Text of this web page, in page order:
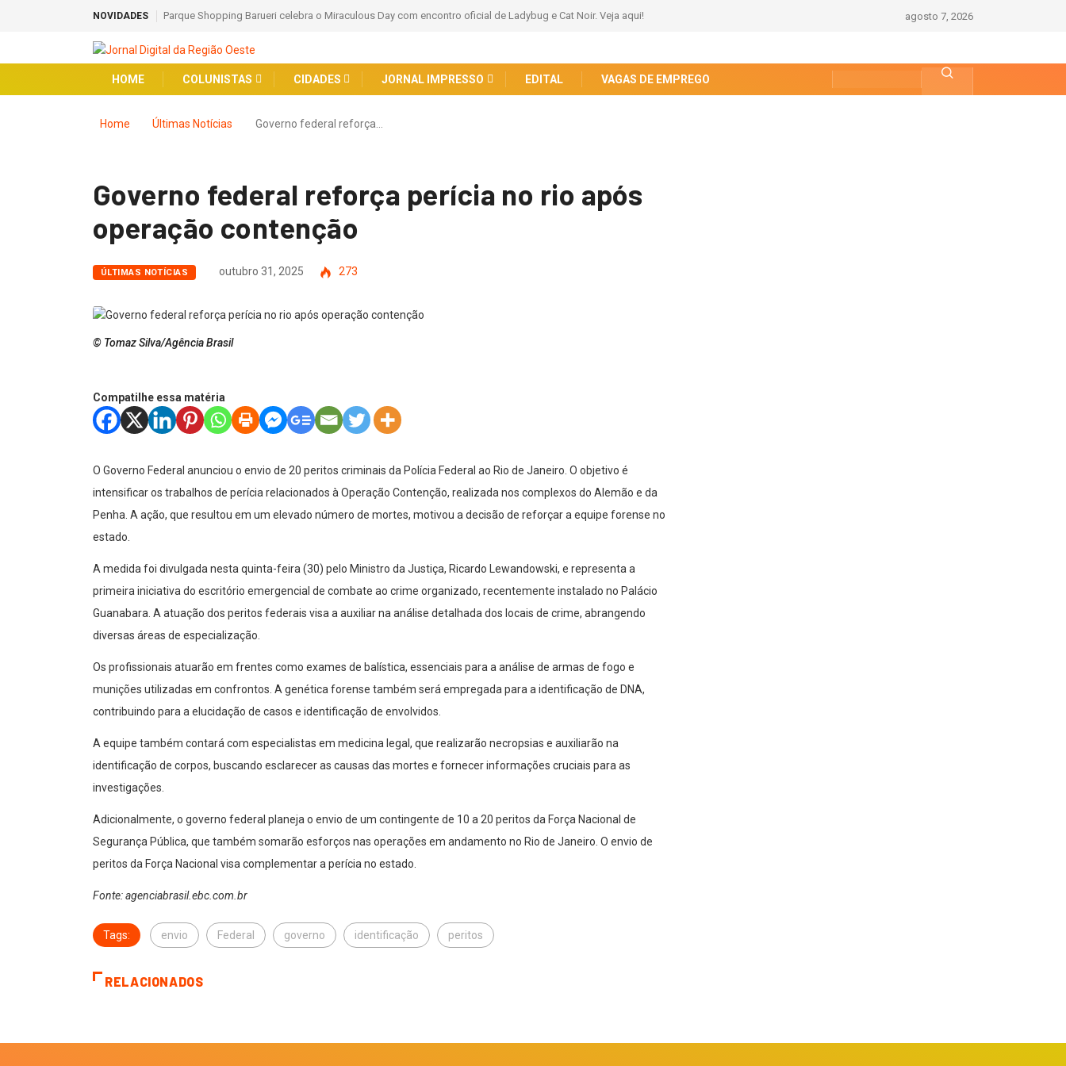
NOVIDADES Parque Shopping Barueri celebra o Miraculous Day com encontro oficial de Ladybug e Cat Noir. Veja aqui! agosto 7, 2026
HOME COLUNISTAS CIDADES JORNAL IMPRESSO EDITAL VAGAS DE EMPREGO
Home Últimas Notícias Governo federal reforça…
Governo federal reforça perícia no rio após
operação contenção
ÚLTIMAS NOTÍCIAS outubro 31, 2025 273
© Tomaz Silva/Agência Brasil
Compatilhe essa matéria
O Governo Federal anunciou o envio de 20 peritos criminais da Polícia Federal ao Rio de Janeiro. O objetivo é
intensificar os trabalhos de perícia relacionados à Operação Contenção, realizada nos complexos do Alemão e da
Penha. A ação, que resultou em um elevado número de mortes, motivou a decisão de reforçar a equipe forense no
estado.
A medida foi divulgada nesta quinta-feira (30) pelo Ministro da Justiça, Ricardo Lewandowski, e representa a
primeira iniciativa do escritório emergencial de combate ao crime organizado, recentemente instalado no Palácio
Guanabara. A atuação dos peritos federais visa a auxiliar na análise detalhada dos locais de crime, abrangendo
diversas áreas de especialização.
Os profissionais atuarão em frentes como exames de balística, essenciais para a análise de armas de fogo e
munições utilizadas em confrontos. A genética forense também será empregada para a identificação de DNA,
contribuindo para a elucidação de casos e identificação de envolvidos.
A equipe também contará com especialistas em medicina legal, que realizarão necropsias e auxiliarão na
identificação de corpos, buscando esclarecer as causas das mortes e fornecer informações cruciais para as
investigações.
Adicionalmente, o governo federal planeja o envio de um contingente de 10 a 20 peritos da Força Nacional de
Segurança Pública, que também somarão esforços nas operações em andamento no Rio de Janeiro. O envio de
peritos da Força Nacional visa complementar a perícia no estado.
Fonte: agenciabrasil.ebc.com.br
Tags: envio Federal governo identificação peritos
RELACIONADOS